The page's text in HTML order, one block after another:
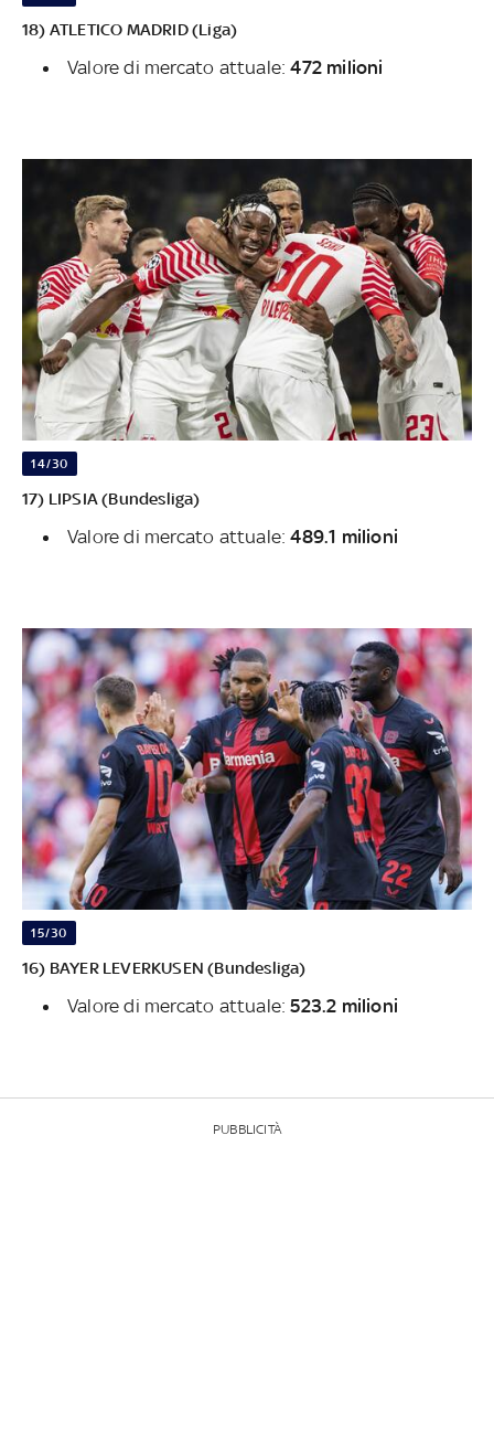
18) ATLETICO MADRID (Liga)
Valore di mercato attuale:472 milioni
14/30
17) LIPSIA (Bundesliga)
Valore di mercato attuale:489.1 milioni
15/30
16) BAYER LEVERKUSEN (Bundesliga)
Valore di mercato attuale:523.2 milioni
PUBBLICITÀ